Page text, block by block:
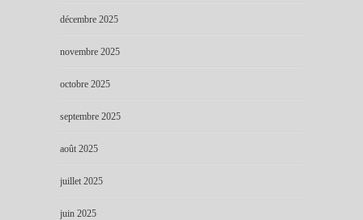
décembre 2025
novembre 2025
octobre 2025
septembre 2025
août 2025
juillet 2025
juin 2025